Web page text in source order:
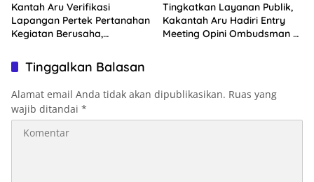
Kantah Aru Verifikasi
Lapangan Pertek Pertanahan
Kegiatan Berusaha,
Tingkatkan Layanan Publik,
Kakantah Aru Hadiri Entry
Meeting Opini Ombudsman RI
Tinggalkan Balasan
Alamat email Anda tidak akan dipublikasikan. Ruas yang
wajib ditandai *